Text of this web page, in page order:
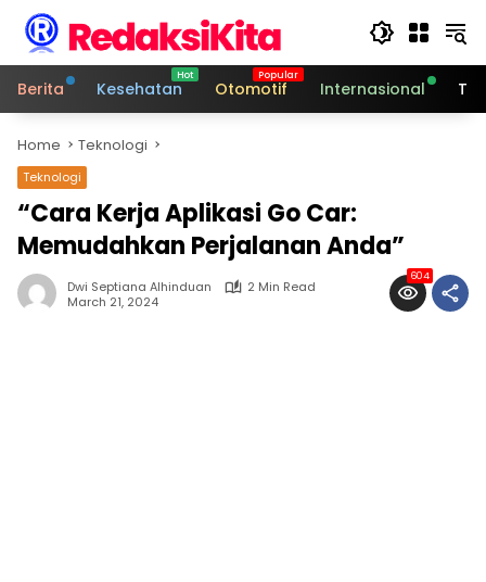
content
Berita
Kesehatan Otomotif Internasional
Home Teknologi
Teknologi
“Cara Kerja Aplikasi Go Car:
Memudahkan Perjalanan Anda”
Dwi Septiana Alhinduan
2 Min Read
March 21, 2024
604